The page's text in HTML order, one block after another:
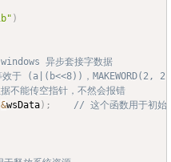
)
异步套接字数据
效于 (a|(b<<8))，
能传空指针，不然会报错
&wsData) ; // 这个函数用于初始